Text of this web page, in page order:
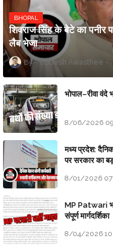
BHOPAL
शिवराज सिंह के बेटे का पनीर
लैब भेजा
Updesh Awasthee
भोपाल–रीवा वंदे
8/06/2026
मध्य प्रदेश:
पर सरकार का
8/01/2026
MP Patwari
संपूर्ण मार्गदर्शिका
8/04/2026